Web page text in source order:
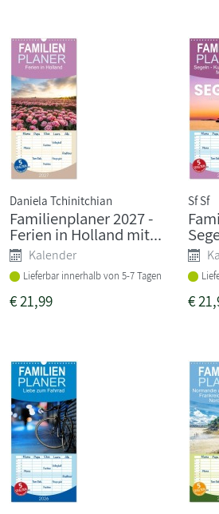
Daniela Tchinitchian
Familienplaner 2027 -
Ferien in Holland mit...
Kalender
Lieferbar innerhalb von 5-7 Tagen
€21,99
Sf Sf
€